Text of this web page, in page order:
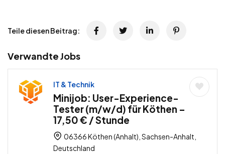
Teile diesen Beitrag:
Verwandte Jobs
IT & Technik
Minijob: User-Experience-
Tester (m/w/d) für Köthen –
17,50 € / Stunde
06366 Köthen (Anhalt), Sachsen-Anhalt,
Deutschland